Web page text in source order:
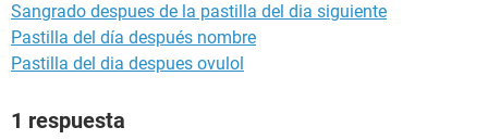
Sangrado despues de la pastilla del dia siguiente
Pastilla del día después nombre
Pastilla del dia despues ovulol
1 respuesta